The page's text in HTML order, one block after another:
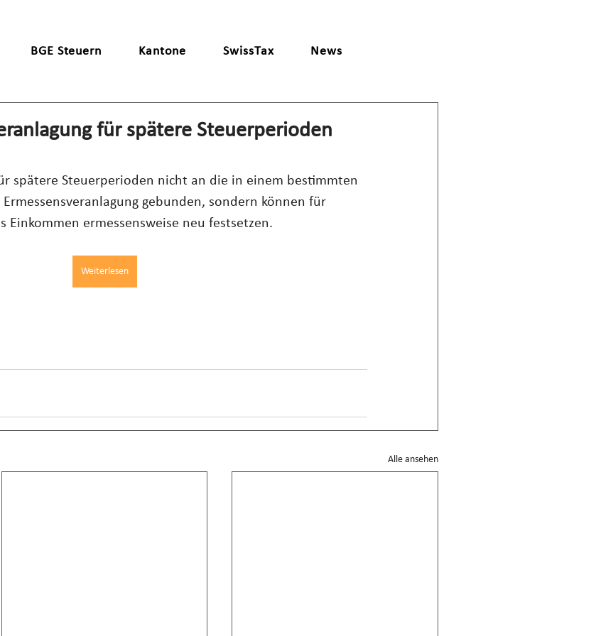
BGE Steuern Kantone SwissTax News
für spätere Steuerperioden
spätere Steuerperioden nicht an die in einem bestimmten
gebunden, sondern können für
Einkommen ermessensweise neu festsetzen.
Weiterlesen
Alle ansehen